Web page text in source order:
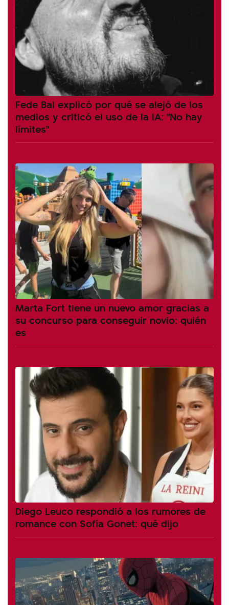
Fede Bal explicó por qué se alejó de los
medios y criticó el uso de la IA: "No hay
límites"
Marta Fort tiene un nuevo amor gracias a
su concurso para conseguir novio: quién
es
Diego Leuco respondió a los rumores de
romance con Sofía Gonet: qué dijo